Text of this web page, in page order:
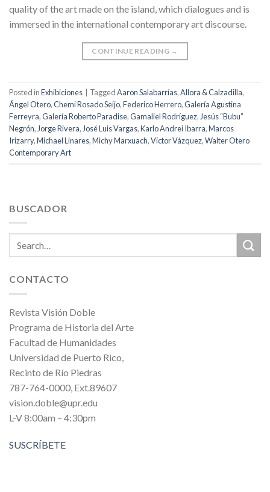
quality of the art made on the island, which dialogues and is
immersed in the international contemporary art discourse.
CONTINUE READING →
Posted inExhibiciones TaggedAaron Salabarrías,Allora & Calzadilla,
Ángel Otero,Chemi Rosado Seijo,Federico Herrero,Galería Agustina
Ferreyra,Galería Roberto Paradise,Gamaliel Rodríguez, Jesús “Bubu”
Negrón, Jorge Rivera, José Luis Vargas,Karlo Andrei Ibarra,Marcos
Irizarry,Michael Linares,Michy Marxuach,Víctor Vázquez,Walter Otero
Contemporary Art
BUSCADOR
CONTACTO
Revista Visión Doble
Programa de Historia del Arte
Facultad de Humanidades
Universidad de Puerto Rico,
Recinto de Río Piedras
787-764-0000, Ext.89607
vision.doble@upr.edu
L-V 8:00am – 4:30pm
SUSCRÍBETE